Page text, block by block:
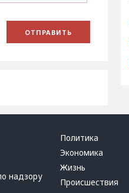
надзору
Политика
Экономика
Жизнь
Происшествия